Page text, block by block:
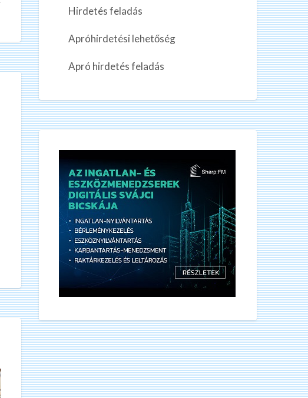
Hirdetés feladás
Apróhirdetési lehetőség
Apró hirdetés feladás